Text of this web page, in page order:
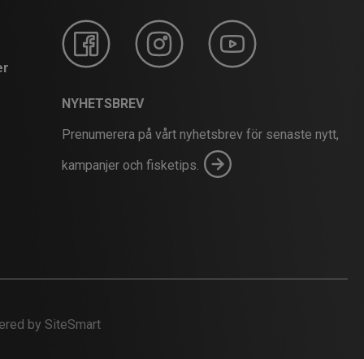
NYHETSBREV
Prenumerera på vårt nyhetsbrev för senaste nytt,
kampanjer och fisketips.
by SiteSmart